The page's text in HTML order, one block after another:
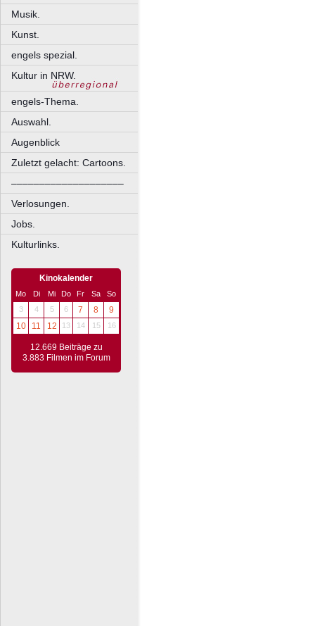
Musik.
Kunst.
engels spezial.
Kultur in NRW.
engels-Thema.
Auswahl.
Augenblick
Zuletzt gelacht: Cartoons.
––––––––––––––––––––
Verlosungen.
Jobs.
Kulturlinks.
Kinokalender
Mo Di Mi Do Fr Sa
So
3
4 5 6 7 8
9
10
11 12 13 14 15 16
12.669 Beiträge zu
3.883 Filmen im Forum